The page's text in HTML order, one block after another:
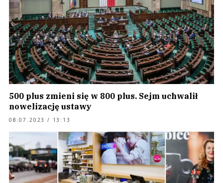
500 plus zmieni się w 800 plus. Sejm uchwalił
nowelizację ustawy
08.07.2023 / 13:13